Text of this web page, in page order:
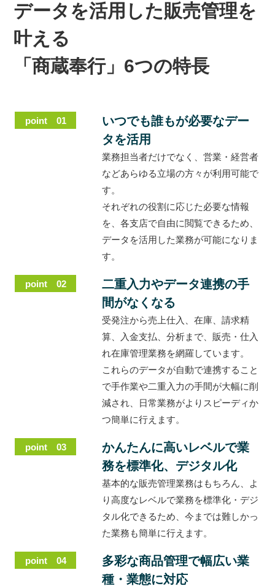
データを活用した販売管理を
叶える
「商蔵奉行」6つの特長
point 01
いつでも誰もが必要なデー
タを活用
業務担当者だけでなく、営業・経営者
などあらゆる立場の方々が利用可能で
す。
それぞれの役割に応じた必要な情報
を、各支店で自由に閲覧できるため、
データを活用した業務が可能になりま
す。
point 02
二重入力やデータ連携の手
間がなくなる
受発注から売上仕入、在庫、請求精
算、入金支払、分析まで、販売・仕入
れ在庫管理業務を網羅しています。
これらのデータが自動で連携すること
で手作業や二重入力の手間が大幅に削
減され、日常業務がよりスピーディか
つ簡単に行えます。
point 03
かんたんに高いレベルで業
務を標準化、デジタル化
基本的な販売管理業務はもちろん、よ
り高度なレベルで業務を標準化・デジ
タル化できるため、今までは難しかっ
た業務も簡単に行えます。
point 04
多彩な商品管理で幅広い業
種・業態に対応